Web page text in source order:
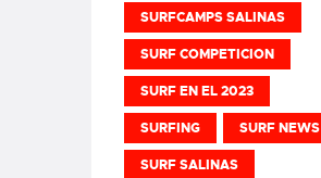
SURFCAMPS SALINAS
SURF COMPETICION
SURF EN EL 2023
SURFING SURF NEWS
SURF SALINAS